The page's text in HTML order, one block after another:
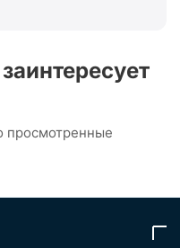
просмотренные